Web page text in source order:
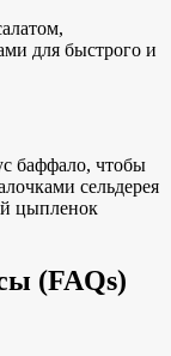
для быстрого и
баффало, чтобы
сельдерея
цыпленок
(FAQs)